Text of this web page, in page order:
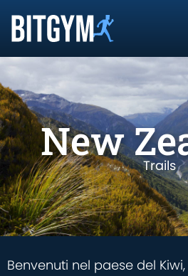
New Trails
Benvenuti nel paese del